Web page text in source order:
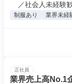
／社会人未経験
制服あり 業界未経
正社員
業界売上高No.1